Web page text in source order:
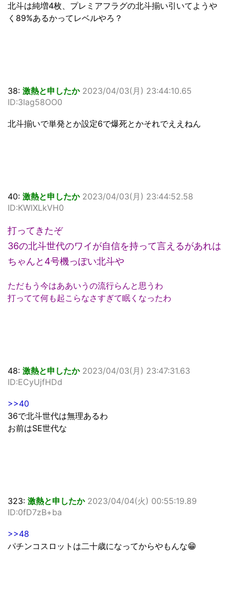
北斗は純増4枚、プレミアフラグの北斗揃い引いてようや
く89%あるかってレベルやろ？
38: 激熱と申したか 2023/04/03(月) 23:44:10.65
ID:3Iag58OO0
北斗揃いで単発とか設定6で爆死とかそれでええねん
40: 激熱と申したか 2023/04/03(月) 23:44:52.58
ID:KWlXLkVH0
打ってきたぞ
36の北斗世代のワイが自信を持って言えるがあれは
ちゃんと4号機っぽい北斗や
ただもう今はああいうの流行らんと思うわ
打ってて何も起こらなさすぎて眠くなったわ
48: 激熱と申したか 2023/04/03(月) 23:47:31.63
ID:ECyUjfHDd
>>40
36で北斗世代は無理あるわ
お前はSE世代な
323: 激熱と申したか 2023/04/04(火) 00:55:19.89
ID:0fD7zB+ba
>>48
パチンコスロットは二十歳になってからやもんな😁